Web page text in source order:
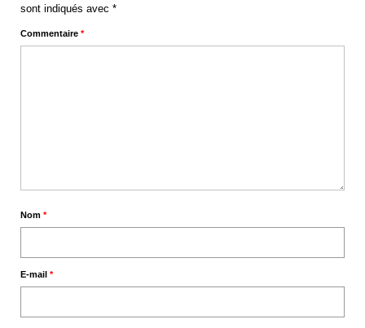
sont indiqués avec *
Commentaire *
Nom *
E-mail *